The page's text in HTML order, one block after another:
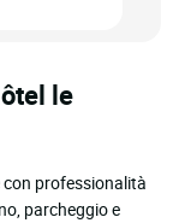
le
professionalità
parcheggio e